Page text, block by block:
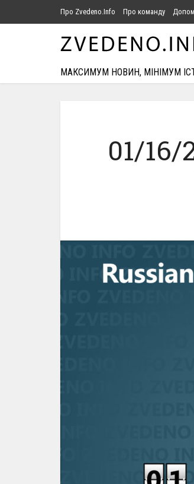
Про Zvedeno.Info Про команду
МАКСИМУМ НОВИН, МІНІМУМ
01/16/